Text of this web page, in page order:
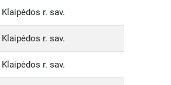
Klaipėdos r. sav.
Klaipėdos r. sav.
Klaipėdos r. sav.